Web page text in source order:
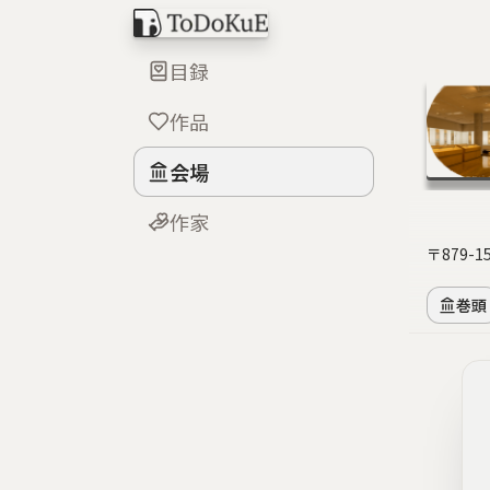
目録
作品
会場
作家
〒879-
巻頭